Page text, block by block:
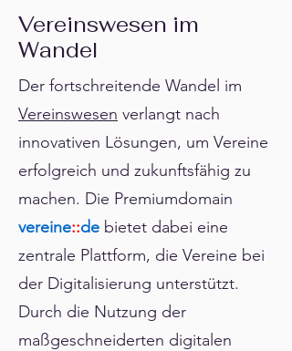
Vereinswesen im
Wandel
Der fortschreitende Wandel im
Vereinswesen verlangt nach
innovativen Lösungen, um Vereine
erfolgreich und zukunftsfähig zu
machen. Die Premiumdomain
vereine::de bietet dabei eine
zentrale Plattform, die Vereine bei
der Digitalisierung unterstützt.
Durch die Nutzung der
maßgeschneiderten digitalen